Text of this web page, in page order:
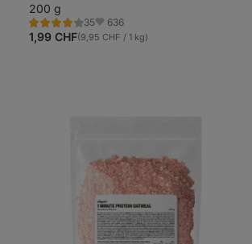
200 g
35
Bewertung
4.3/5,
35
Favoriten
636
1,99 CHF(9,95 CHF / 1 kg)